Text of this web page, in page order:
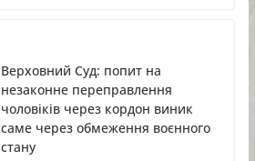
Верховний Суд: попит на
незаконне переправлення
чоловіків через кордон виник
саме через обмеження воєнного
стану